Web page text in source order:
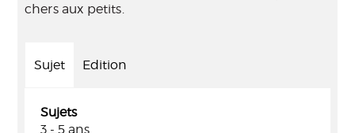
chers aux petits.
Sujet Edition
Sujets
3 - 5 ans